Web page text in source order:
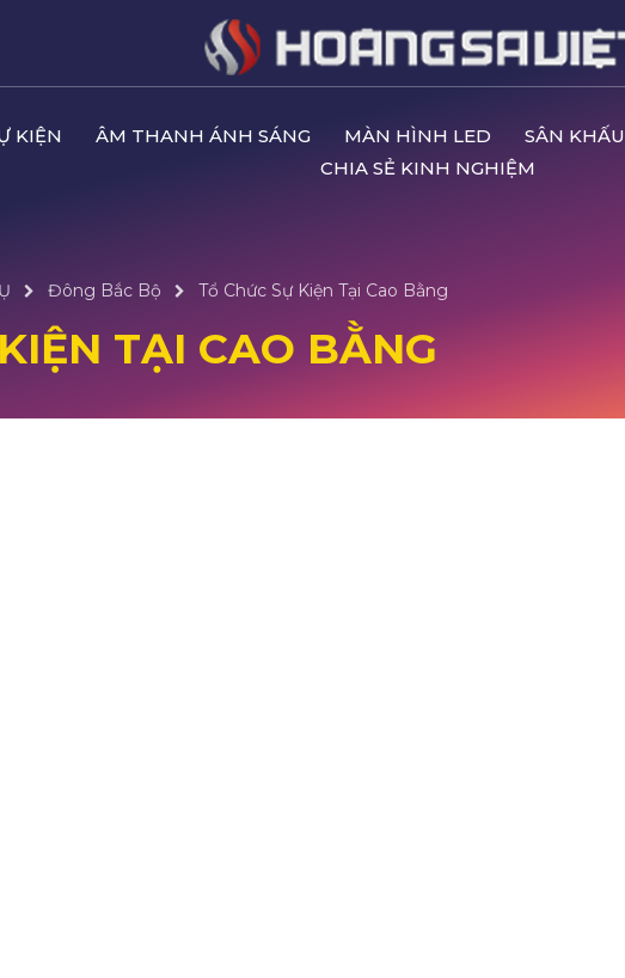
KIỆN ÂM THANH ÁNH SÁNG MÀN HÌNH LED SÂN KHẤU
CHIA SẺ KINH NGHIỆM
Đông Bắc Bộ Tổ Chức Sự Kiện Tại Cao Bằng
TẠI CAO BẰNG